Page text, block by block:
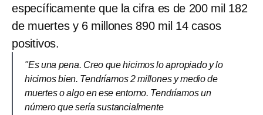
específicamente que la cifra es de 200 mil 182
de muertes y 6 millones 890 mil 14 casos
positivos.
"Es una pena. Creo que hicimos lo apropiado y lo
hicimos bien. Tendríamos 2 millones y medio de
muertes o algo en ese entorno. Tendríamos un
número que sería sustancialmente